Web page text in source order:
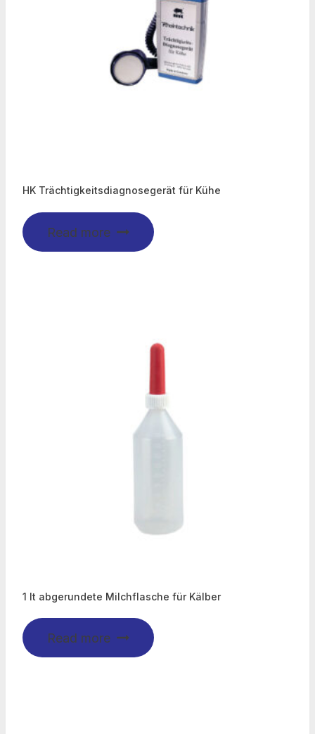
HK Trächtigkeitsdiagnosegerät für Kühe
Read more
1 lt abgerundete Milchflasche für Kälber
Read more